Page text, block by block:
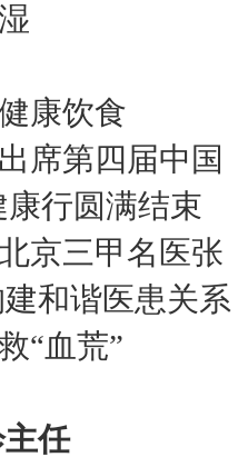
康饮食
席第四届中国
康行圆满结束
京三甲名医张
和谐医患关系
“血荒”
任